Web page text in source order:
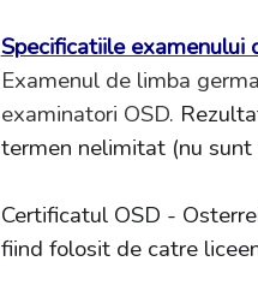
Specificatiile examenului
Examenul de limba
examinatori OSD.
termen nelimitat (nu
Certificatul OSD -
fiind folosit de catre